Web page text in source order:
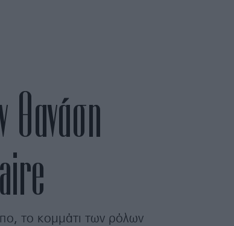
Θανάση
το κομμάτι των ρόλων